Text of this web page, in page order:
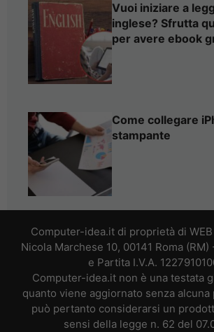
Vuoi iniziare a
inglese? Sfrutta
per avere ebook
Come collegare
stampante
Computer-idea.it di proprietà di
Nicola Marchese 10, 00141 Roma
e Partita I.V.A.
Computer-idea.it non è una testata
quanto viene aggiornato senza
può pertanto considerarsi un
sensi della legge n. 62 del